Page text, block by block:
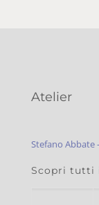
Atelier
Stefano Abbate
Scopri tutti